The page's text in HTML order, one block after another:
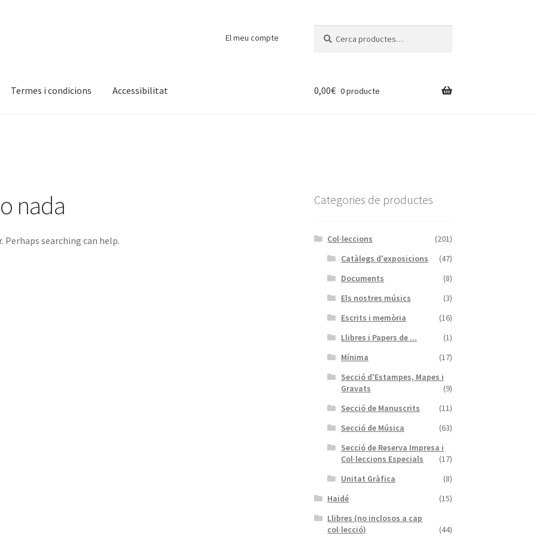
El meu compte
Termes i condicions Accessibilitat 0,00€ 0 producte
nada
Perhaps searching can help.
Categories de productes
Col·leccions
(201)
Catàlegs d'exposicions
(47)
Documents
(8)
Els nostres músics
(3)
Escrits i memòria
(16)
Llibres i Papers de ...
(1)
Mínima
(17)
Secció d'Estampes, Mapes i
Gravats
(9)
Secció de Manuscrits
(11)
Secció de Música
(63)
Secció de Reserva Impresa i
Col·leccions Especials
(17)
Unitat Gràfica
(8)
Haidé
(15)
Llibres (no inclosos a cap
col·lecció)
(44)